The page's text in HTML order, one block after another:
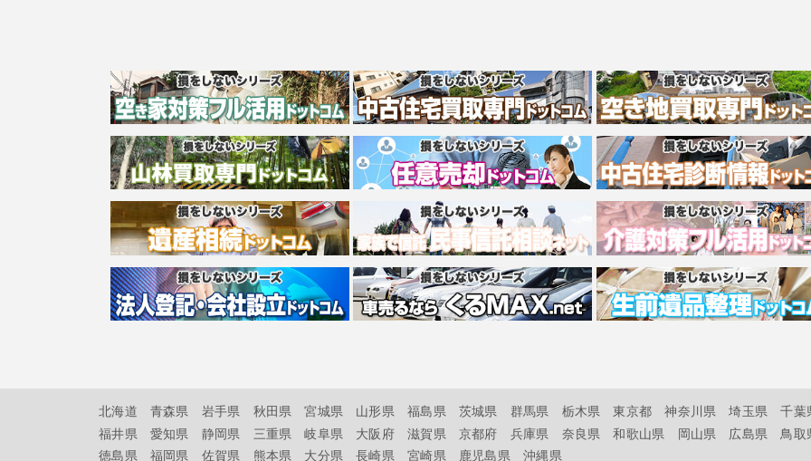
北海道 青森県 岩手県 秋田県 宮城県 山形県 福島県 茨城県 群馬県 栃木県 東京都 神奈川県 埼玉県
千葉
福井県
愛知県 静岡県 三重県 岐阜県 大阪府 滋賀県 京都府 兵庫県 奈良県 和歌山県 岡山県 広島県
鳥取
徳島県
福岡県 佐賀県 熊本県 大分県 長崎県 宮崎県 鹿児島県 沖縄県